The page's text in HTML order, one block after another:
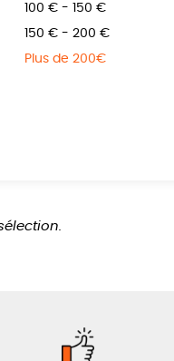
100 € - 150 €
150 € - 200 €
Plus de 200€